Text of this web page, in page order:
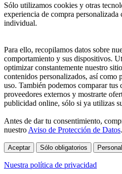
Sólo utilizamos cookies y otras
experiencia de compra
individual.
Para ello, recopilamos datos sobre
comportamiento y sus dispositivos.
optimizar constantemente nuestro
contenidos personalizados, así como
uso. También podemos comparar tus
proveedores externos y mostrarte
publicidad online, sólo si ya utilizas
Antes de dar tu consentimiento,
nuestro Aviso de Protección de Datos.
Aceptar Sólo obligatorios
Nuestra política de privacidad